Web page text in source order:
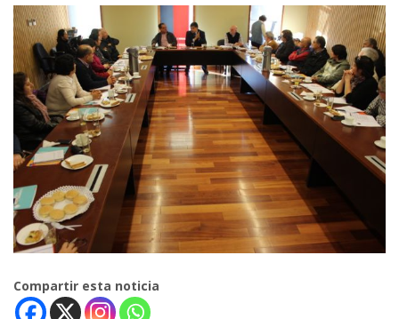
Compartir esta noticia